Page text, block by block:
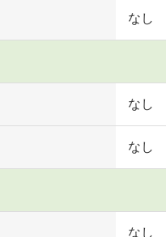
なし
なし
なし
なし